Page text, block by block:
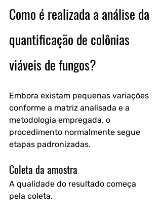
Como é realizada a análise da
quantificação de colônias
viáveis de fungos?
Embora existam pequenas variações
conforme a matriz analisada e a
metodologia empregada, o
procedimento normalmente segue
etapas padronizadas.
Coleta da amostra
A qualidade do resultado começa
pela coleta.